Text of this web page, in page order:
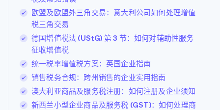
欧盟及欧盟外三角交易：意大利公司如何处理增值
税三角交易
德国增值税法 (UStG) 第 3 节：如何对辅助性服务
征收增值税
统一税率增值税方案：英国企业指南
销售税务合规：跨州销售的企业实用指南
澳大利亚商品及服务税注册：如何注册及企业须知
新西兰小型企业商品及服务税 (GST)：如何处理商